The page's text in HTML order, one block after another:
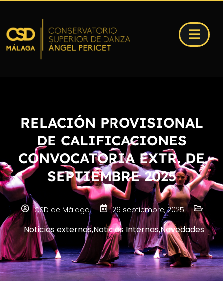
RELACIÓN PROVISIONAL
DE CALIFICACIONES
CONVOCATORIA EXTR. DE
SEPTIEMBRE 2025
CSD de Málaga 26 septiembre, 2025
Noticias externas,Noticias Internas,Novedades